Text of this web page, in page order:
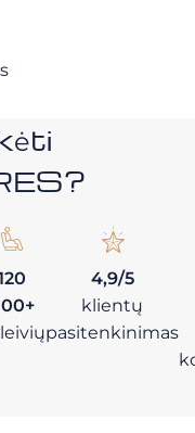
4,9/5
klientų
pasitenkinimas